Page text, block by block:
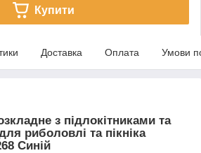
Купити
Доставка Оплата Умови
з підлокітниками та
риболовлі та пікніка
Синій